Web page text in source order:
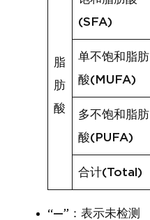
脂
肪
酸
(SFA)
单不饱和脂肪
酸(MUFA)
多不饱和脂肪
酸(PUFA)
合计(Total)
“—”：表示未检测